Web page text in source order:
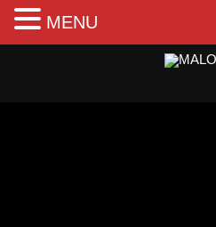
Aller
MENU